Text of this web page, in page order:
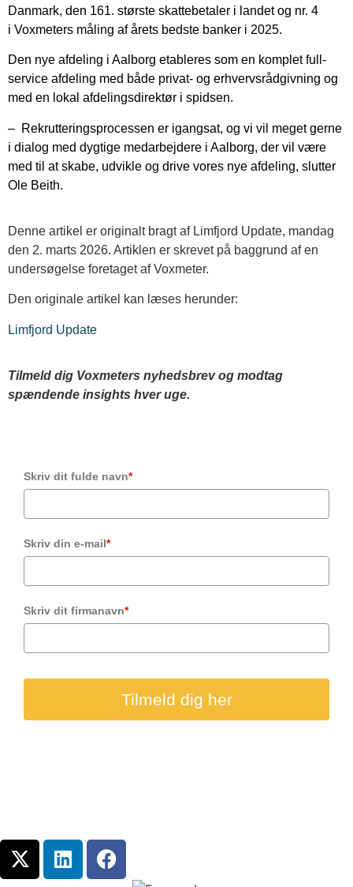
Danmark, den 161. største skattebetaler i landet og nr. 4
i Voxmeters måling af årets bedste banker i 2025.
Den nye afdeling i Aalborg etableres som en komplet full-
service afdeling med både privat- og erhvervsrådgivning og
med en lokal afdelingsdirektør i spidsen.
– Rekrutteringsprocessen er igangsat, og vi vil meget gerne
i dialog med dygtige medarbejdere i Aalborg, der vil være
med til at skabe, udvikle og drive vores nye afdeling, slutter
Ole Beith.
Denne artikel er originalt bragt af Limfjord Update, mandag
den 2. marts 2026. Artiklen er skrevet på baggrund af en
undersøgelse foretaget af Voxmeter.
Den originale artikel kan læses herunder:
Limfjord Update
Tilmeld dig Voxmeters nyhedsbrev og modtag
spændende insights hver uge.
Skriv dit fulde navn*
Skriv din e-mail*
Skriv dit firmanavn*
Tilmeld dig her